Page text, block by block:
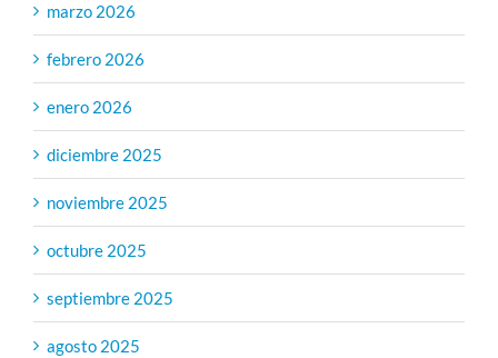
marzo 2026
febrero 2026
enero 2026
diciembre 2025
noviembre 2025
octubre 2025
septiembre 2025
agosto 2025